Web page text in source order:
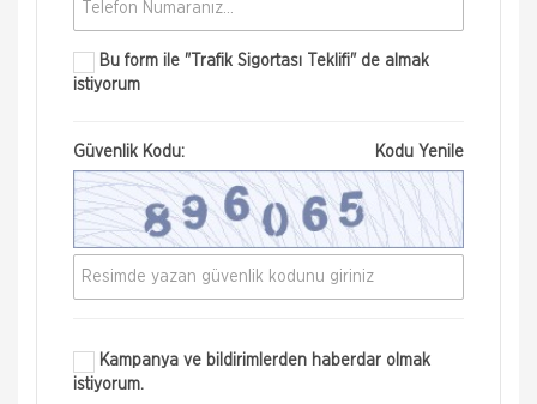
Bu form ile "Trafik Sigortası Teklifi" de almak
istiyorum
Güvenlik Kodu: Kodu Yenile
Kampanya ve bildirimlerden haberdar olmak
istiyorum.